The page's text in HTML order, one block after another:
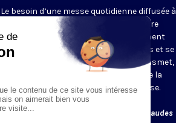
Le besoin d’une messe quotidienne diffusée à
la télévision a été exprimé d’une manière
encore plus forte pendant le confinement
dans de nombreux pays francophones et se
maintient depuis la reprise. KTO retransmet,
en direct de la basilique Notre-Dame de la
Garde, à Marseille, les laudes et la messe.
Le lundi à 7h25, la messe
Du mardi au samedi à 7h25, messe avec laudes